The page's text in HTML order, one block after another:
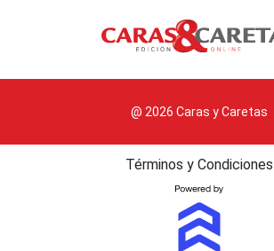
@ 2026 Caras y Caretas
Términos y Condiciones